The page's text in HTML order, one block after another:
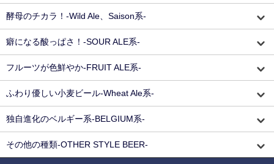
酵母のチカラ！-Wild Ale、Saison系-
癖になる酸っぱさ！-SOUR ALE系-
フルーツが色鮮やか-FRUIT ALE系-
ふわり優しい小麦ビール-Wheat Ale系-
独自進化のベルギー系-BELGIUM系-
その他の種類-OTHER STYLE BEER-